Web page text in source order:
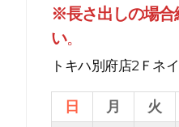
※長さ出しの場合
い。
トキハ別府店2Ｆネ
日 月 火